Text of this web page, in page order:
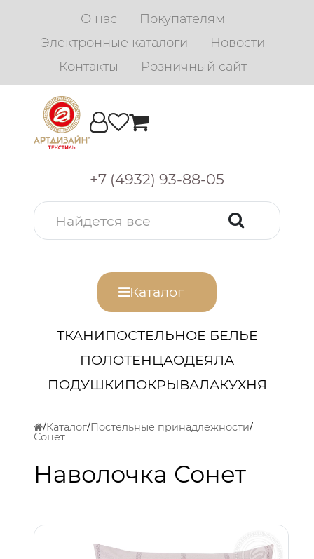
О нас
Покупателям
Электронные каталоги
Новости
Контакты
Розничный сайт
+7 (4932) 93-88-05
Каталог
ТКАНИПОСТЕЛЬНОЕ БЕЛЬЕ
ПОЛОТЕНЦАОДЕЯЛА
ПОДУШКИПОКРЫВАЛАКУХНЯ
Каталог Постельные принадлежности
Сонет
Наволочка Сонет